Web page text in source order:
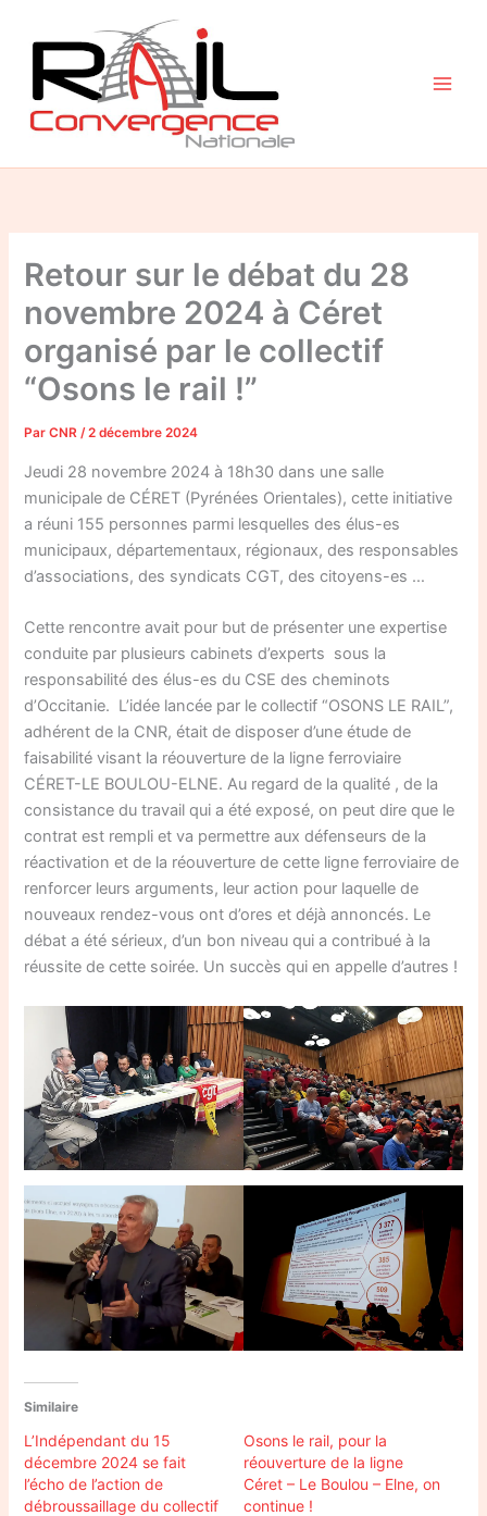
contenu
Retour sur le débat du 28
novembre 2024 à Céret
organisé par le collectif
“Osons le rail !”
ParCNR/2 décembre 2024
Jeudi 28 novembre 2024 à 18h30 dans une salle
municipale de CÉRET (Pyrénées Orientales), cette initiative
a réuni 155 personnes parmi lesquelles des élus-es
municipaux, départementaux, régionaux, des responsables
d’associations, des syndicats CGT, des citoyens-es …
Cette rencontre avait pour but de présenter une expertise
conduite par plusieurs cabinets d’experts sous la
responsabilité des élus-es du CSE des cheminots
d’Occitanie. L’idée lancée par le collectif “OSONS LE RAIL”,
adhérent de la CNR, était de disposer d’une étude de
faisabilité visant la réouverture de la ligne ferroviaire
CÉRET-LE BOULOU-ELNE. Au regard de la qualité , de la
consistance du travail qui a été exposé, on peut dire que le
contrat est rempli et va permettre aux défenseurs de la
réactivation et de la réouverture de cette ligne ferroviaire de
renforcer leurs arguments, leur action pour laquelle de
nouveaux rendez-vous ont d’ores et déjà annoncés. Le
débat a été sérieux, d’un bon niveau qui a contribué à la
réussite de cette soirée. Un succès qui en appelle d’autres !
Similaire
L’Indépendant du 15
décembre 2024 se fait
l’écho de l’action de
débroussaillage du collectif
Osons le rail, pour la
réouverture de la ligne
Céret – Le Boulou – Elne, on
continue !